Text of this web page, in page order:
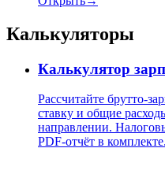
Калькуляторы
Калькулятор
Рассчитайте брутто-
ставку и общие
направлении.
PDF-отчёт в комплекте.